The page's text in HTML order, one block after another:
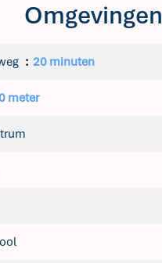
Omgevingen
20 minuten
meter